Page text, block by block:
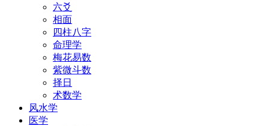
六爻
相面
四柱八字
命理学
梅花易数
紫微斗数
择日
术数学
风水学
医学